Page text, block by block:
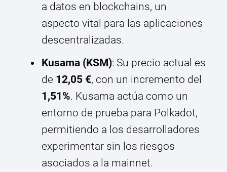
a datos en blockchains, un
aspecto vital para las aplicaciones
descentralizadas.
Kusama (KSM): Su precio actual es
de 12,05 €, con un incremento del
1,51%. Kusama actúa como un
entorno de prueba para Polkadot,
permitiendo a los desarrolladores
experimentar sin los riesgos
asociados a la mainnet.